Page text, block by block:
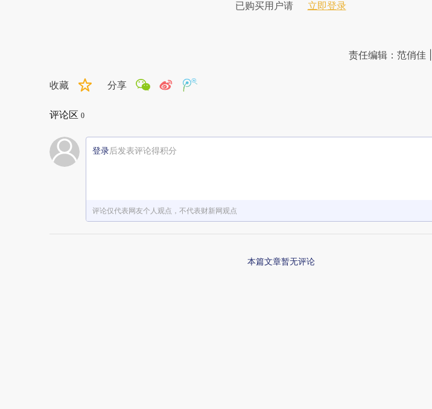
已购买用户请 立即登录
责任编辑：范俏佳
收藏 分享
评论区 0
登录后发表评论得积分
评论仅代表网友个人观点，不代表财新网观点
本篇文章暂无评论